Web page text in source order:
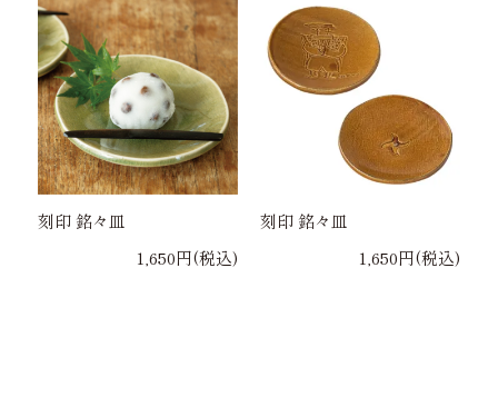
刻印 銘々皿
1,650円(税込)
刻印 銘々皿
1,650円(税込)